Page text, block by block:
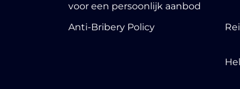
voor een persoonlijk aanbod
Anti-Bribery Policy